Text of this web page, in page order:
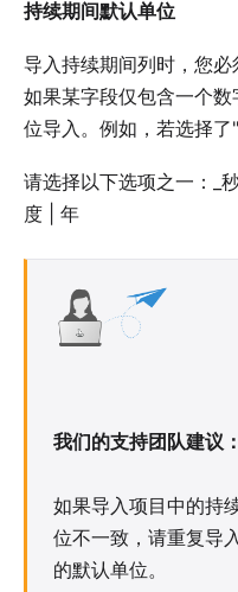
持续期间默认单位
导入持续期间列时，您必
如果某字段仅包含一个
位导入。例如，若选择了
请选择以下选项之一：_
度 | 年
我们的支持团队建议：
如果导入项目中的持
位不一致，请重复导
的默认单位。